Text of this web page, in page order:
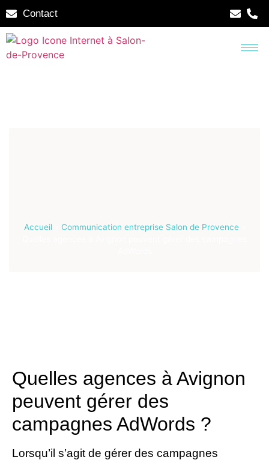
Contact
Accueil» Communication entreprise Salon de Provence»
Quelles agences à Avignon
peuvent gérer des
campagnes AdWords ?
Lorsqu’il s’agit de gérer des campagnes